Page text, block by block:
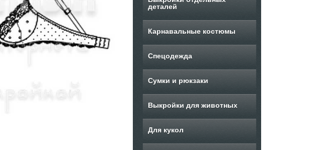
деталей
Карнавальные костюмы
Спецодежда
Сумки и рюкзаки
Выкройки для животных
Для кукол